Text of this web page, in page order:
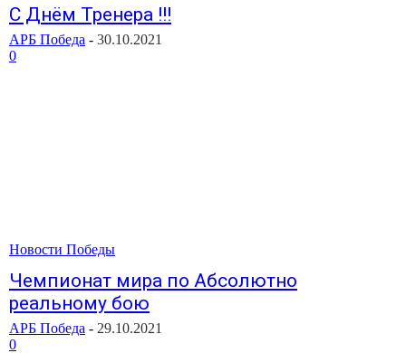
С Днём Тренера !!!
АРБ Победа - 30.10.2021
0
Новости Победы
Чемпионат мира по Абсолютно
реальному бою
АРБ Победа - 29.10.2021
0